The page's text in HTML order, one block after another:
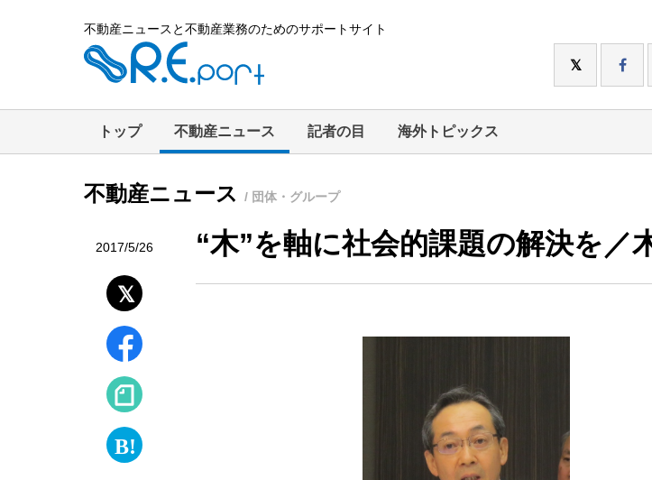
不動産ニュースと不動産業務のためのサポートサイト
トップ 不動産ニュース 記者の目 海外トピックス
不動産ニュース / 団体・グループ
2017/5/26 “木”を軸に社会的課題の解決を／